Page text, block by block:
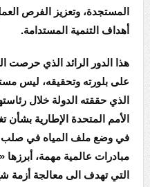
المستجدة، وتعزيز الفرص
أهداف التنمية المستدامة.
هذا الدور الرائد الذي حرصت
على بلورته وتحقيقه، ليس
الذي حققته الدولة خلال
الأمم المتحدة الإطارية بشأن
في وضع ملف المياه في صلب
مبادرات عالمية مهمة، أبرزها
التي تهدف الى معالجة أزمة